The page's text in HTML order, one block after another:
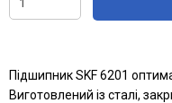
Підшипник SKF 6201
Виготовлений із сталі,